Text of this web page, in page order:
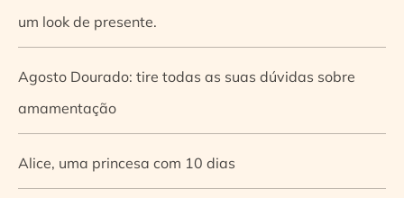
um look de presente.
Agosto Dourado: tire todas as suas dúvidas sobre
amamentação
Alice, uma princesa com 10 dias